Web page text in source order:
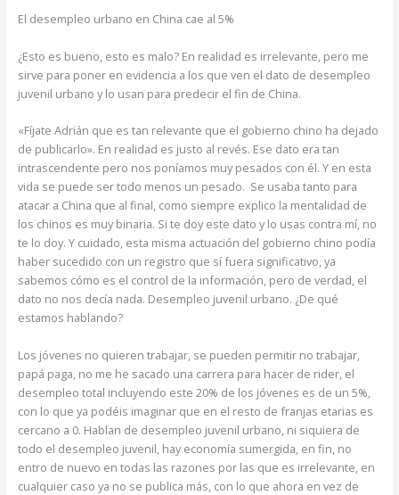
El desempleo urbano en China cae al 5%
¿Esto es bueno, esto es malo? En realidad es irrelevante, pero me
sirve para poner en evidencia a los que ven el dato de desempleo
juvenil urbano y lo usan para predecir el fin de China.
«Fíjate Adrián que es tan relevante que el gobierno chino ha dejado
de publicarlo». En realidad es justo al revés. Ese dato era tan
intrascendente pero nos poníamos muy pesados con él. Y en esta
vida se puede ser todo menos un pesado. Se usaba tanto para
atacar a China que al final, como siempre explico la mentalidad de
los chinos es muy binaria. Si te doy este dato y lo usas contra mí, no
te lo doy. Y cuidado, esta misma actuación del gobierno chino podía
haber sucedido con un registro que sí fuera significativo, ya
sabemos cómo es el control de la información, pero de verdad, el
dato no nos decía nada. Desempleo juvenil urbano. ¿De qué
estamos hablando?
Los jóvenes no quieren trabajar, se pueden permitir no trabajar,
papá paga, no me he sacado una carrera para hacer de rider, el
desempleo total incluyendo este 20% de los jóvenes es de un 5%,
con lo que ya podéis imaginar que en el resto de franjas etarias es
cercano a 0. Hablan de desempleo juvenil urbano, ni siquiera de
todo el desempleo juvenil, hay economía sumergida, en fin, no
entro de nuevo en todas las razones por las que es irrelevante, en
cualquier caso ya no se publica más, con lo que ahora en vez de